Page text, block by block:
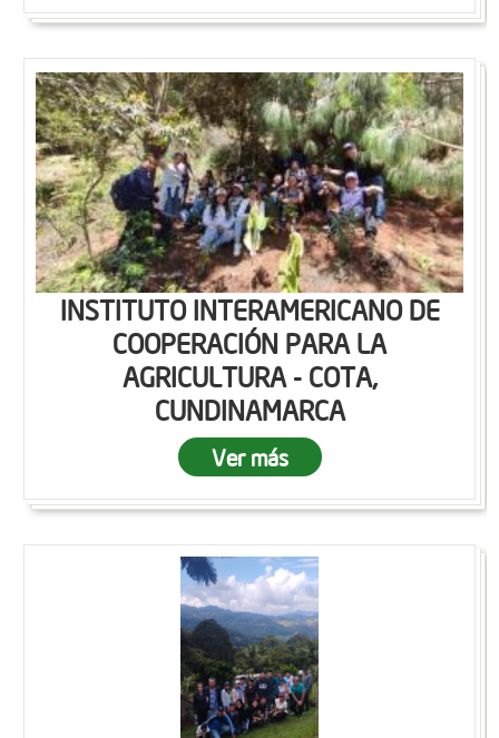
INSTITUTO INTERAMERICANO DE
COOPERACIÓN PARA LA
AGRICULTURA - COTA,
CUNDINAMARCA
Ver más